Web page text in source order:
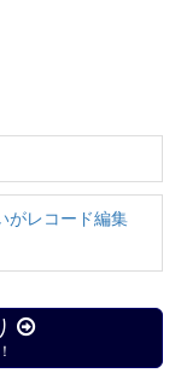
がレコード編集